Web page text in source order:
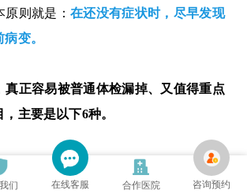
原则 就是 ：在还没有症状时，尽早发现
变。
真正容易被普通体检漏掉、又值得重点
，主要是以下6种。
1
们 在线客服 合作医院 咨询预约